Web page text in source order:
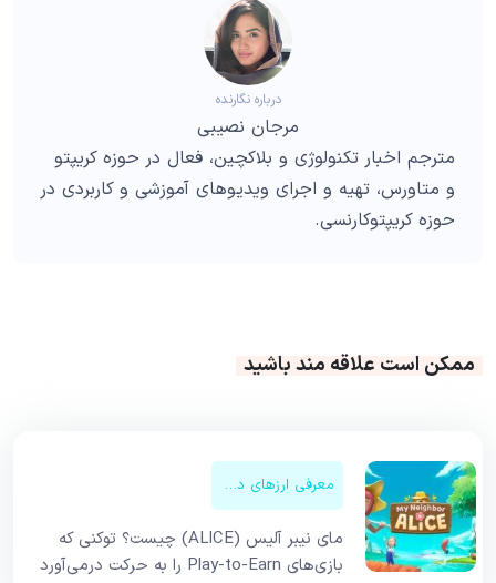
درباره نگارنده
مرجان نصیبی
مترجم اخبار تکنولوژی و بلاکچین، فعال در حوزه کریپتو
و متاورس، تهیه و اجرای ویدیوهای آموزشی و کاربردی در
حوزه کریپتوکارنسی.
ممکن است علاقه مند باشید
معرفی ارزهای دیجیتال
مای نیبر آلیس (ALICE) چیست؟ توکنی که
بازی‌های Play-to-Earn را به حرکت درمی‌آورد